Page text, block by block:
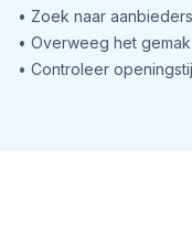
• Zoek naar
• Overweeg het
• Controleer